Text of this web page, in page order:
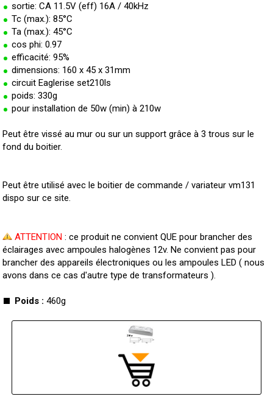
sortie: CA 11.5V (eff) 16A / 40kHz
Tc (max.): 85°C
Ta (max.): 45°C
cos phi: 0.97
efficacité: 95%
dimensions: 160 x 45 x 31mm
circuit Eaglerise set210ls
poids: 330g
pour installation de 50w (min) à 210w
Peut être vissé au mur ou sur un support grâce à 3 trous sur le
fond du boitier.
Peut être utilisé avec le boitier de commande / variateur vm131
dispo sur ce site.
ATTENTION : ce produit ne convient QUE pour brancher des
éclairages avec ampoules halogènes 12v. Ne convient pas pour
brancher des appareils électroniques ou les ampoules LED ( nous
avons dans ce cas d'autre type de transformateurs ).
Poids : 460g